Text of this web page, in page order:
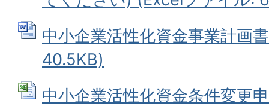
中小企業活性化資金事業計画
40.5KB)
中小企業活性化資金条件変更